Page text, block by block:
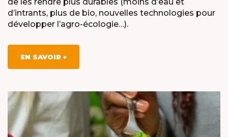
d’intrants, plus de bio, nouvelles technologies pour
développer l’agro-écologie…).
EN SAVOIR +